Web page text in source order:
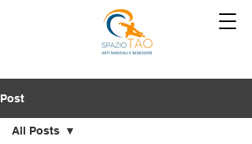
Post
All Posts